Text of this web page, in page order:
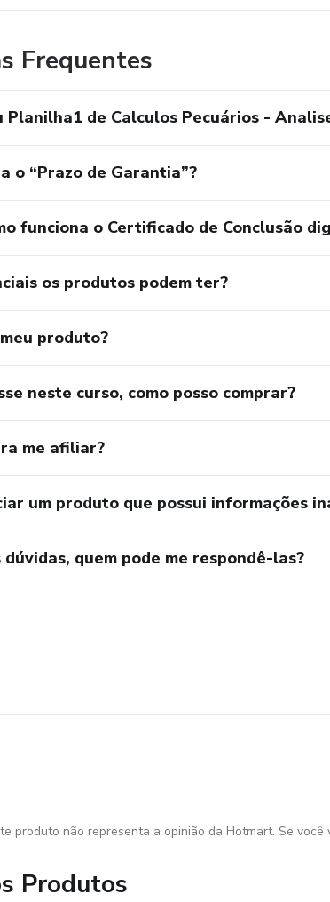
Frequentes
Planilha1 de Calculos Pecuários -
o “Prazo de Garantia”?
funciona o Certificado de Conclusão
os produtos podem ter?
produto?
neste curso, como posso comprar?
me afiliar?
um produto que possui informações
quem pode me respondê-las?
produto não representa a opinião da Hotmart. Se você
Produtos